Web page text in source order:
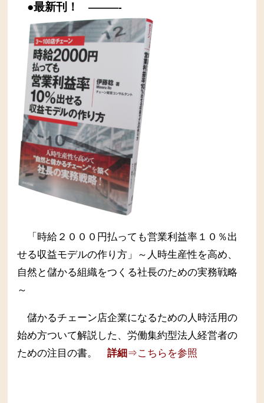
●最新刊！ ———-
「時給２０００円払っても営業利益率１０％出
せる収益モデルの作り方」～人時生産性を高め、
自然と儲かる組織をつくる社長のための実務戦略
～
儲かるチェーン店企業になるための人時活用の
始め方ついて解説した、労働集約型法人経営者の
ための注目の書。
詳細⇒こちらを参照